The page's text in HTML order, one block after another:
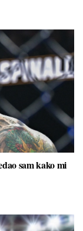
sam kako mi